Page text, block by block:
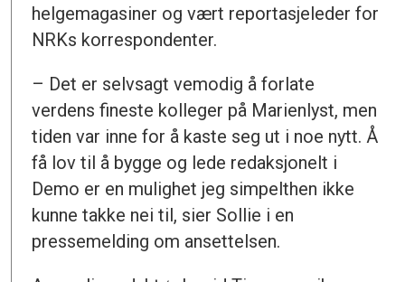
helgemagasiner og vært reportasjeleder for
NRKs korrespondenter.
– Det er selvsagt vemodig å forlate
verdens fineste kolleger på Marienlyst, men
tiden var inne for å kaste seg ut i noe nytt. Å
få lov til å bygge og lede redaksjonelt i
Demo er en mulighet jeg simpelthen ikke
kunne takke nei til, sier Sollie i en
pressemelding om ansettelsen.